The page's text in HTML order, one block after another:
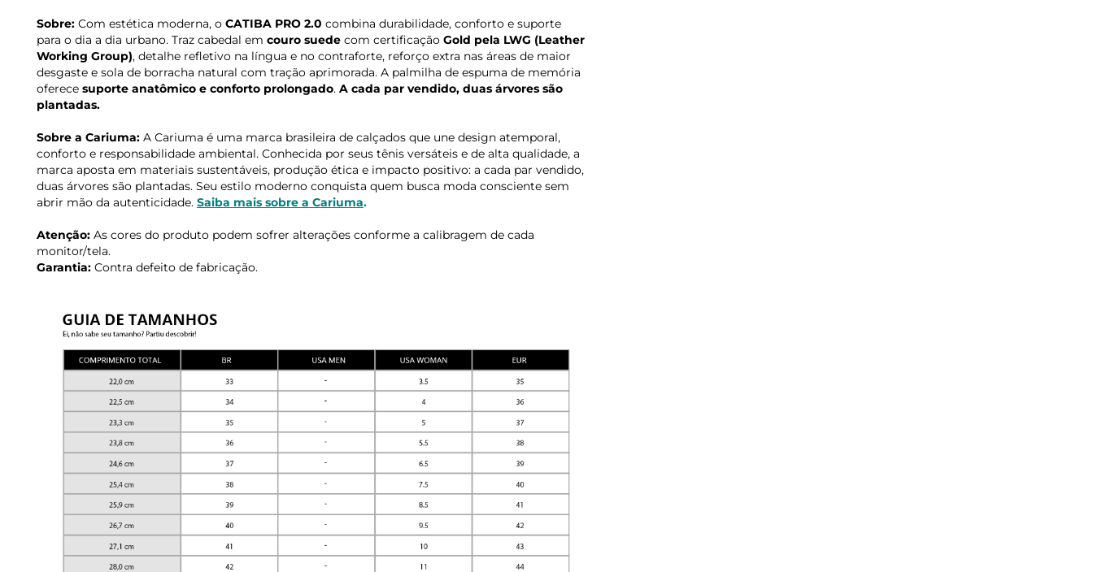
Sobre: Com estética moderna, o CATIBA PRO 2.0 combina durabilidade, conforto e suporte
para o dia a dia urbano. Traz cabedal em couro suede com certificação Gold pela LWG (Leather
Working Group), detalhe refletivo na língua e no contraforte, reforço extra nas áreas de maior
desgaste e sola de borracha natural com tração aprimorada. A palmilha de espuma de memória
oferece suporte anatômico e conforto prolongado. A cada par vendido, duas árvores são
plantadas.
Sobre a Cariuma: A Cariuma é uma marca brasileira de calçados que une design atemporal,
conforto e responsabilidade ambiental. Conhecida por seus tênis versáteis e de alta qualidade, a
marca aposta em materiais sustentáveis, produção ética e impacto positivo: a cada par vendido,
duas árvores são plantadas. Seu estilo moderno conquista quem busca moda consciente sem
abrir mão da autenticidade. Saiba mais sobre a Cariuma.
Atenção: As cores do produto podem sofrer alterações conforme a calibragem de cada
monitor/tela.
Garantia: Contra defeito de fabricação.